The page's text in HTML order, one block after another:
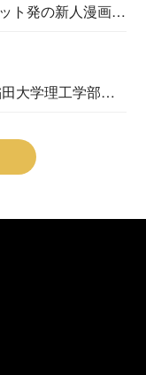
ト発の新人漫画
大学理工学部物